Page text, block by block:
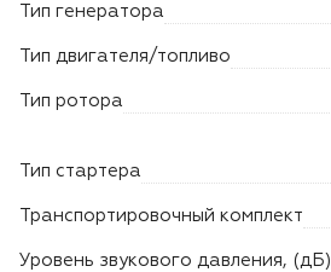
Тип генератора
Тип двигателя/топливо
Тип ротора
Тип стартера
Транспортировочный комплект
Уровень звукового давления, (дБ)